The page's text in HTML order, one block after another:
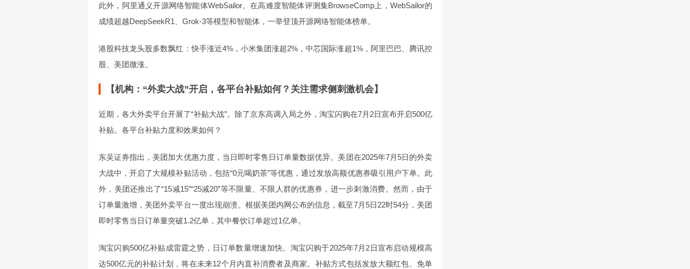
此外，阿里通义开源网络智能体WebSailor。在高难度智能体评测集BrowseComp上，WebSailor的
成绩超越DeepSeekR1、Grok-3等模型和智能体，一举登顶开源网络智能体榜单。
港股科技龙头股多数飘红：快手涨近4%，小米集团涨超2%，中芯国际涨超1%，阿里巴巴、腾讯控
股、美团微涨。
【机构：“外卖大战”开启，各平台补贴如何？关注需求侧刺激机会】
近期，各大外卖平台开展了“补贴大战”。除了京东高调入局之外，淘宝闪购在7月2日宣布开启500亿
补贴。各平台补贴力度和效果如何？
东吴证券指出，美团加大优惠力度，当日即时零售日订单量数据优异。美团在2025年7月5日的外卖
大战中，开启了大规模补贴活动，包括“0元喝奶茶”等优惠，通过发放高额优惠券吸引用户下单。此
外，美团还推出了“15减15”“25减20”等不限量、不限人群的优惠券，进一步刺激消费。然而，由于
订单量激增，美团外卖平台一度出现崩溃。根据美团内网公布的信息，截至7月5日22时54分，美团
即时零售当日订单量突破1.2亿单，其中餐饮订单超过1亿单。
淘宝闪购500亿补贴成雷霆之势，日订单数量增速加快。淘宝闪购于2025年7月2日宣布启动规模高
达500亿元的补贴计划，将在未来12个月内直补消费者及商家。补贴方式包括发放大额红包、免单